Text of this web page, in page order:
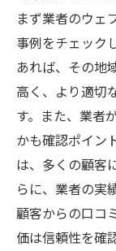
まず業者のウェ
事例をチェック
あれば、その地
高く、より適切
す。また、業者
かも確認ポイン
は、多くの顧客
らに、業者の実
顧客からの口コ
価は信頼性を確